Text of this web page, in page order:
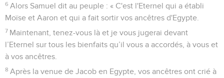
6 Alors Samuel dit au peuple : « C'est l'Eternel qui a établi
Moïse et Aaron et qui a fait sortir vos ancêtres d'Egypte.
7 Maintenant, tenez-vous là et je vous jugerai devant
l’Eternel sur tous les bienfaits qu’il vous a accordés, à vous et
à vos ancêtres.
8 Après la venue de Jacob en Egypte, vos ancêtres ont crié à